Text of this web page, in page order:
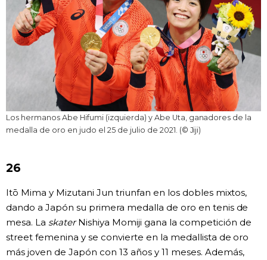
Los hermanos Abe Hifumi (izquierda) y Abe Uta, ganadores de la
medalla de oro en judo el 25 de julio de 2021. (© Jiji)
26
Itō Mima y Mizutani Jun triunfan en los dobles mixtos,
dando a Japón su primera medalla de oro en tenis de
mesa. La skaterNishiya Momiji gana la competición de
street femenina y se convierte en la medallista de oro
más joven de Japón con 13 años y 11 meses. Además,